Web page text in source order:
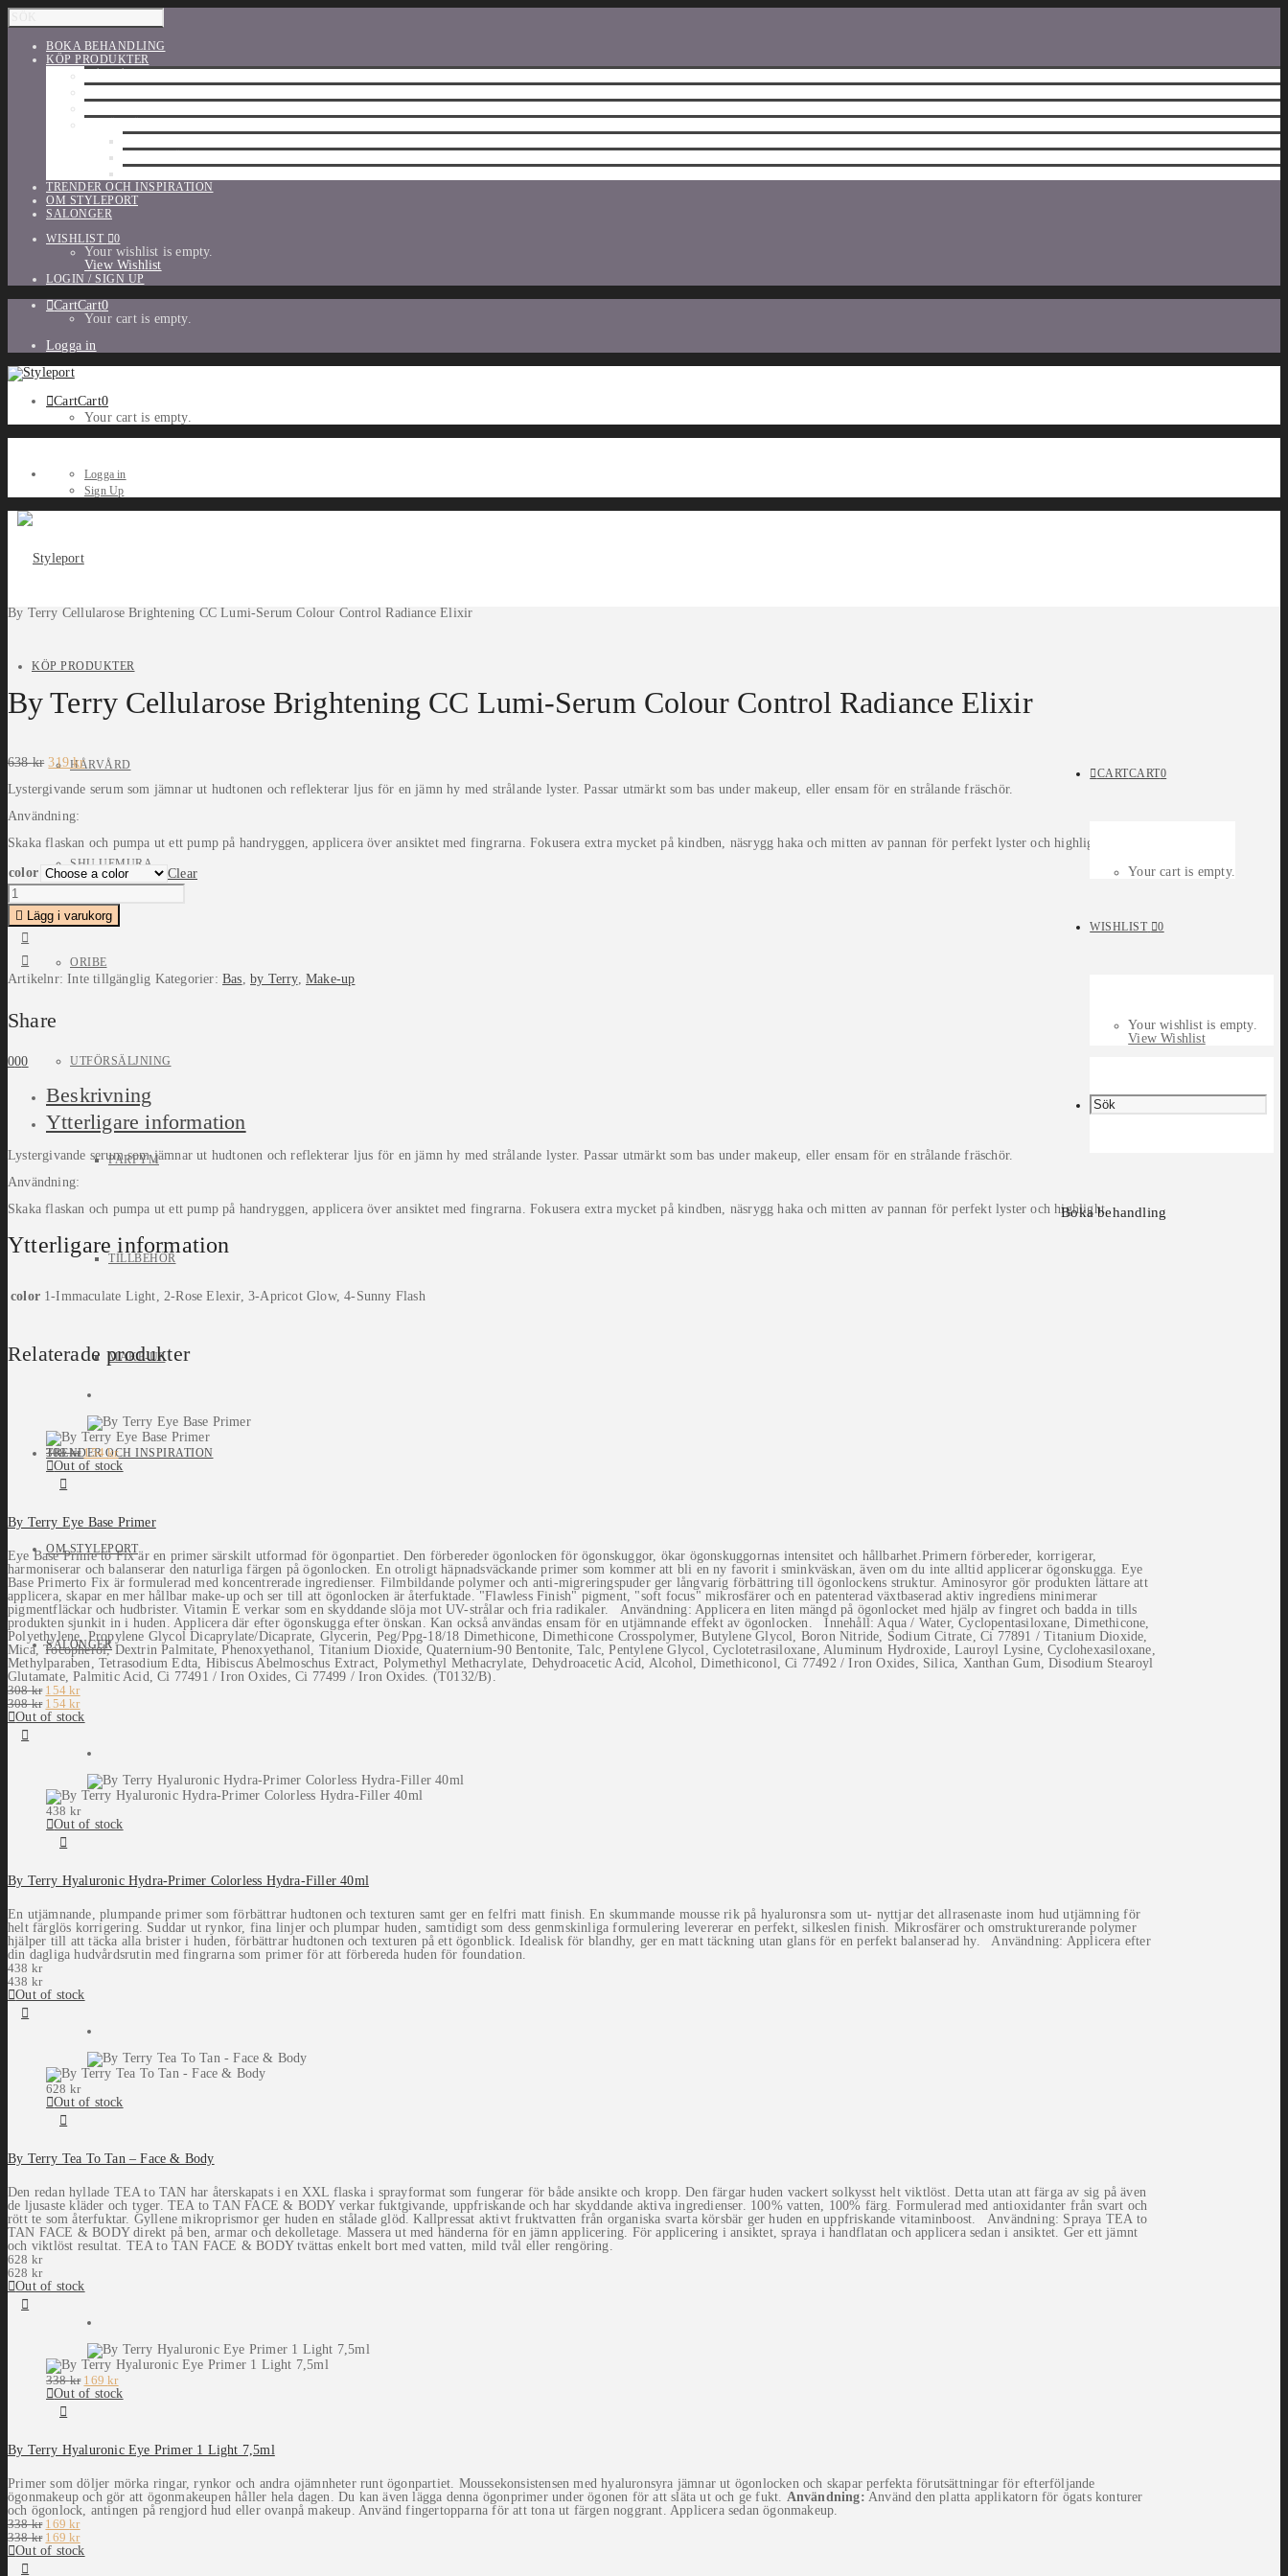
BOKA BEHANDLING
KÖP PRODUKTER
TRENDER OCH INSPIRATION
OM STYLEPORT
SALONGER
WISHLIST
0
Your wishlist is empty.
View Wishlist
LOGIN / SIGN UP
CartCart0
Your cart is empty.
Logga in
CartCart0
Your cart is empty.
Logga in
Sign Up
KÖP PRODUKTER
HÅRVÅRD
SHU UEMURA
ORIBE
UTFÖRSÄLJNING
PARFYM
TILLBEHÖR
MAKE-UP
TRENDER OCH INSPIRATION
OM STYLEPORT
SALONGER
CARTCART0
Your cart is empty.
WISHLIST 0
Your wishlist is empty.
View Wishlist
Boka behandling
By Terry Cellularose Brightening CC Lumi-Serum Colour Control Radiance Elixir
By Terry Cellularose Brightening CC Lumi-Serum Colour Control Radiance Elixir
638kr Det
ursprungliga
priset
638 kr.
319krDet
nuvarande
priset
Lystergivande serum som jämnar ut hudtonen och reflekterar ljus för en jämn hy med strålande lyster. Passar utmärkt som bas under makeup, eller ensam för en strålande fräschör.
Användning:
Skaka flaskan och pumpa ut ett pump på handryggen, applicera över ansiktet med fingrarna. Fokusera extra mycket på kindben, näsrygg haka och mitten av pannan för perfekt lyster och highlight.
color
Clear
By
Terry
Cellularose
Brightening
CC
Lumi-
Serum
Colour
Radiance
Elixir
Lägg i varukorg
Artikelnr:Inte tillgänglig Kategorier:Bas,by Terry,Make-up
Share
000
Beskrivning
Ytterligare information
Lystergivande serum som jämnar ut hudtonen och reflekterar ljus för en jämn hy med strålande lyster. Passar utmärkt som bas under makeup, eller ensam för en strålande fräschör.
Användning:
Skaka flaskan och pumpa ut ett pump på handryggen, applicera över ansiktet med fingrarna. Fokusera extra mycket på kindben, näsrygg haka och mitten av pannan för perfekt lyster och highlight.
Ytterligare information
color 1-Immaculate Light, 2-Rose Elexir, 3-Apricot Glow, 4-Sunny Flash
Relaterade produkter
308krDet
ursprungliga
154krDet
nuvarande
Out of stock
By Terry Eye Base Primer
Eye Base Prime to Fix är en primer särskilt utformad för ögonpartiet. Den förbereder ögonlocken för ögonskuggor, ökar ögonskuggornas intensitet och hållbarhet.Primern förbereder, korrigerar,
harmoniserar och balanserar den naturliga färgen på ögonlocken. En otroligt häpnadsväckande primer som kommer att bli en ny favorit i sminkväskan, även om du inte alltid applicerar ögonskugga. Eye
Base Primerto Fix är formulerad med koncentrerade ingredienser. Filmbildande polymer och anti-migreringspuder ger långvarig förbättring till ögonlockens struktur. Aminosyror gör produkten lättare att
applicera, skapar en mer hållbar make-up och ser till att ögonlocken är återfuktade. "Flawless Finish" pigment, "soft focus" mikrosfärer och en patenterad växtbaserad aktiv ingrediens minimerar
pigmentfläckar och hudbrister. Vitamin E verkar som en skyddande slöja mot UV-strålar och fria radikaler. Användning: Applicera en liten mängd på ögonlocket med hjälp av fingret och badda in tills
produkten sjunkit in i huden. Applicera där efter ögonskugga efter önskan. Kan också användas ensam för en utjämnande effekt av ögonlocken. Innehåll: Aqua / Water, Cyclopentasiloxane, Dimethicone,
Polyethylene, Propylene Glycol Dicaprylate/Dicaprate, Glycerin, Peg/Ppg-18/18 Dimethicone, Dimethicone Crosspolymer, Butylene Glycol, Boron Nitride, Sodium Citrate, Ci 77891 / Titanium Dioxide,
Mica, Tocopherol, Dextrin Palmitate, Phenoxyethanol, Titanium Dioxide, Quaternium-90 Bentonite, Talc, Pentylene Glycol, Cyclotetrasiloxane, Aluminum Hydroxide, Lauroyl Lysine, Cyclohexasiloxane,
Methylparaben, Tetrasodium Edta, Hibiscus Abelmoschus Extract, Polymethyl Methacrylate, Dehydroacetic Acid, Alcohol, Dimethiconol, Ci 77492 / Iron Oxides, Silica, Xanthan Gum, Disodium Stearoyl
Glutamate, Palmitic Acid, Ci 77491 / Iron Oxides, Ci 77499 / Iron Oxides. (T0132/B).
308kr Det
ursprungliga
priset
154krDet
nuvarande
priset
308kr Det
ursprungliga
154krDet
nuvarande
154 kr.
Out of stock
438 kr
Out of stock
By Terry Hyaluronic Hydra-Primer Colorless Hydra-Filler 40ml
En utjämnande, plumpande primer som förbättrar hudtonen och texturen samt ger en felfri matt finish. En skummande mousse rik på hyaluronsra som ut- nyttjar det allrasenaste inom hud utjämning för
helt färglös korrigering. Suddar ut rynkor, fina linjer och plumpar huden, samtidigt som dess genmskinliga formulering levererar en perfekt, silkeslen finish. Mikrosfärer och omstrukturerande polymer
hjälper till att täcka alla brister i huden, förbättrar hudtonen och texturen på ett ögonblick. Idealisk för blandhy, ger en matt täckning utan glans för en perfekt balanserad hy. Användning: Applicera efter
din dagliga hudvårdsrutin med fingrarna som primer för att förbereda huden för foundation.
438 kr
438 kr
Out of stock
628 kr
Out of stock
By Terry Tea To Tan – Face & Body
Den redan hyllade TEA to TAN har återskapats i en XXL flaska i sprayformat som fungerar för både ansikte och kropp. Den färgar huden vackert solkysst helt viktlöst. Detta utan att färga av sig på även
de ljusaste kläder och tyger. TEA to TAN FACE & BODY verkar fuktgivande, uppfriskande och har skyddande aktiva ingredienser. 100% vatten, 100% färg. Formulerad med antioxidanter från svart och
rött te som återfuktar. Gyllene mikroprismor ger huden en stålade glöd. Kallpressat aktivt fruktvatten från organiska svarta körsbär ger huden en uppfriskande vitaminboost. Användning: Spraya TEA to
TAN FACE & BODY direkt på ben, armar och dekolletage. Massera ut med händerna för en jämn applicering. För applicering i ansiktet, spraya i handflatan och applicera sedan i ansiktet. Ger ett jämnt
och viktlöst resultat. TEA to TAN FACE & BODY tvättas enkelt bort med vatten, mild tvål eller rengöring.
628 kr
628 kr
Out of stock
338kr Det
ursprungliga
169krDet
nuvarande
Out of stock
By Terry Hyaluronic Eye Primer 1 Light 7,5ml
Primer som döljer mörka ringar, rynkor och andra ojämnheter runt ögonpartiet. Moussekonsistensen med hyaluronsyra jämnar ut ögonlocken och skapar perfekta förutsättningar för efterföljande
ögonmakeup och gör att ögonmakeupen håller hela dagen. Du kan även lägga denna ögonprimer under ögonen för att släta ut och ge fukt. Användning: Använd den platta applikatorn för ögats konturer
och ögonlock, antingen på rengjord hud eller ovanpå makeup. Använd fingertopparna för att tona ut färgen noggrant. Applicera sedan ögonmakeup.
338kr Det
ursprungliga
priset
169krDet
nuvarande
priset
338kr Det
ursprungliga
169krDet
nuvarande
Out of stock